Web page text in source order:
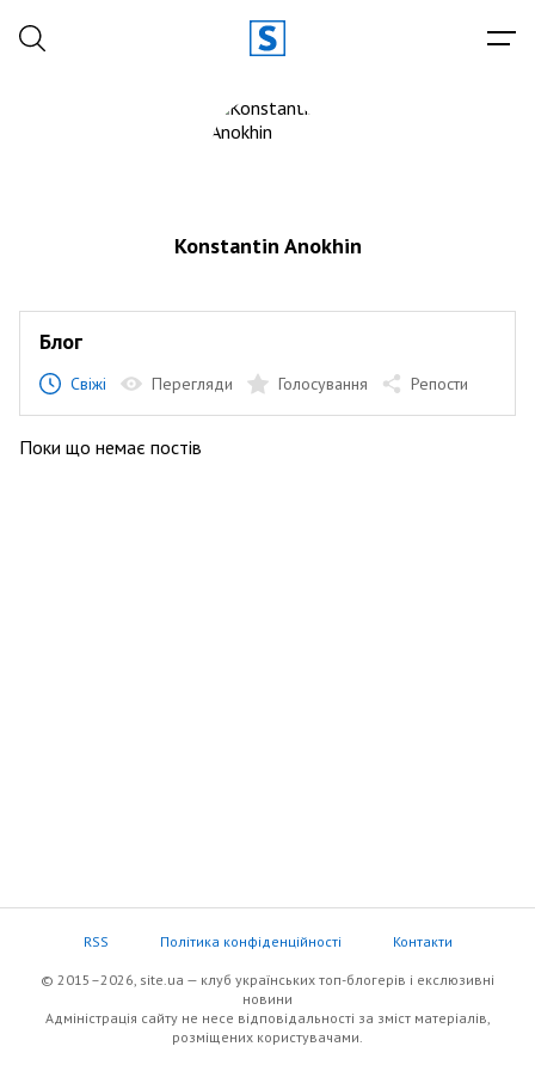
Konstantin Anokhin
Блог
Свіжі Перегляди Голосування Репости
Поки що немає постів
RSS Політика конфіденційності Контакти
© 2015–2026, site.ua — клуб українських топ-блогерів i екслюзивнi
новини
Адміністрація сайту не несе відповідальності за зміст матеріалів,
розміщених користувачами.